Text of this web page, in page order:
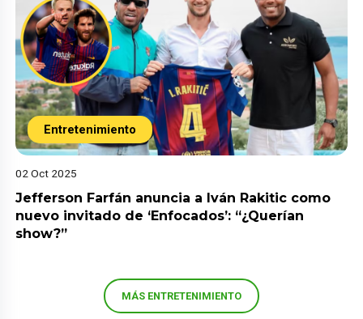
Entretenimiento
02 Oct 2025
Jefferson Farfán anuncia a Iván Rakitic como
nuevo invitado de ‘Enfocados’: “¿Querían
show?”
MÁS ENTRETENIMIENTO